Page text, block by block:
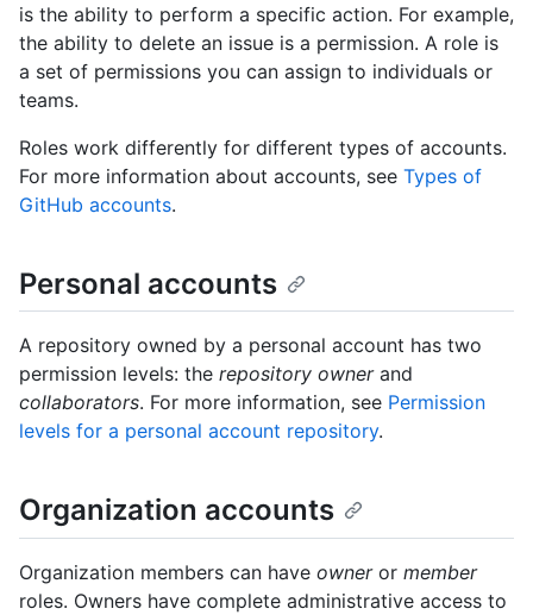
is the ability to perform a specific action. For example,
the ability to delete an issue is a permission. A role is
a set of permissions you can assign to individuals or
teams.
Roles work differently for different types of accounts.
For more information about accounts, see Types of
GitHub accounts.
Personal accounts
A repository owned by a personal account has two
permission levels: the repository ownerand
collaborators. For more information, see Permission
levels for a personal account repository.
Organization accounts
Organization members can have owneror member
roles. Owners have complete administrative access to